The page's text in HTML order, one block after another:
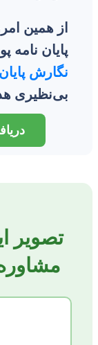
از همین
پایان نامه
نگارش
بی‌نظیری
تصویر